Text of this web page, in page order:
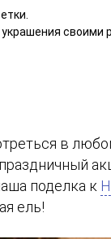
своими
в
поделка к
ель!